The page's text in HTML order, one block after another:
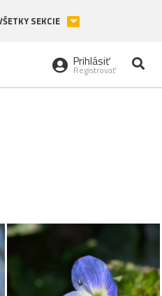
SEKCIE
Prihlásiť
Registrovať